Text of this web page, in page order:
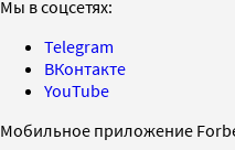
Мы в соцсетях:
Telegram
ВКонтакте
YouTube
Мобильное приложение